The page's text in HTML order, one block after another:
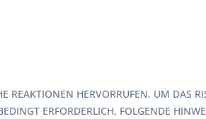
REAKTIONEN HERVORRUFEN. UM DAS
ERFORDERLICH, FOLGENDE